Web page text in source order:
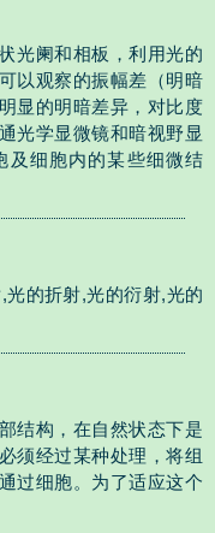
光阑和相板，利用光的
以观察的振幅差（明暗
显的明暗差异，对比度
光学显微镜和暗视野显
及细胞内的某些细微结
的折射,光的衍射,光的
结构，在自然状态下是
须经过某种处理，将组
过细胞。为了适应这个